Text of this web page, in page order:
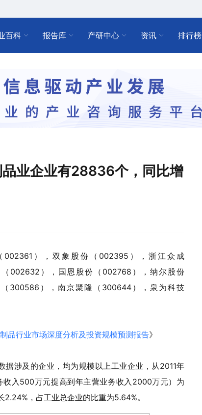
百科 报告库 产研中心 资讯 排行榜
业企业有28836个，同比增
），双象股份（002395），浙江众成
002632），国恩股份（002768），纳尔股份
300586），南京聚隆（300644），泉为科技
品行业市场深度分析及投资规模预测报告》
涉及的企业，均为规模以上工业企业，从2011年
入500万元提高到年主营业务收入2000万元）为
，占工业总企业的比重为5.64%。